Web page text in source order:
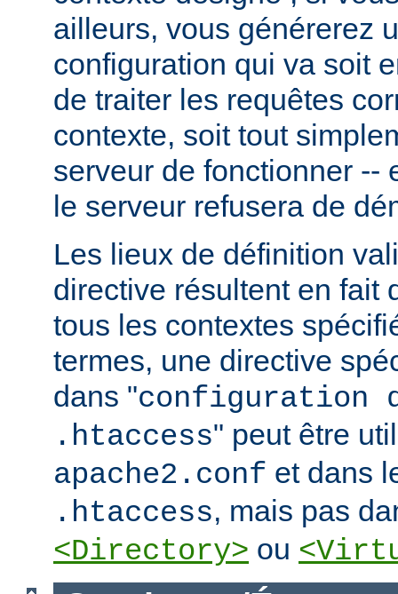
ailleurs, vous générerez
configuration qui va soit
de traiter les requêtes
contexte, soit tout
serveur de fonctionner --
le serveur refusera de
Les lieux de définition
directive résultent en fait
tous les contextes
termes, une directive
dans "configuration
.htaccess" peut être
apache2.conf et dans
.htaccess, mais pas
<Directory> ou